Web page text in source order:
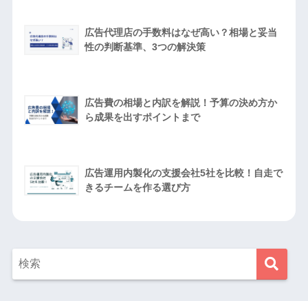
広告代理店の手数料はなぜ高い？相場と妥当
性の判断基準、3つの解決策
広告費の相場と内訳を解説！予算の決め方か
ら成果を出すポイントまで
広告運用内製化の支援会社5社を比較！自走で
きるチームを作る選び方